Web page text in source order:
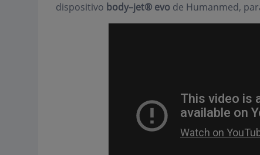
dispositivo body–jet® evode Humanmed,